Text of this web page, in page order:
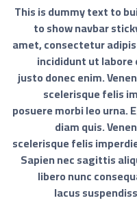
This is dummy text to
to show navbar
amet, consectetur
incididunt ut
justo donec enim.
scelerisque felis
posuere morbi leo urna.
diam quis.
scelerisque felis
Sapien nec sagittis
libero nunc
lacus